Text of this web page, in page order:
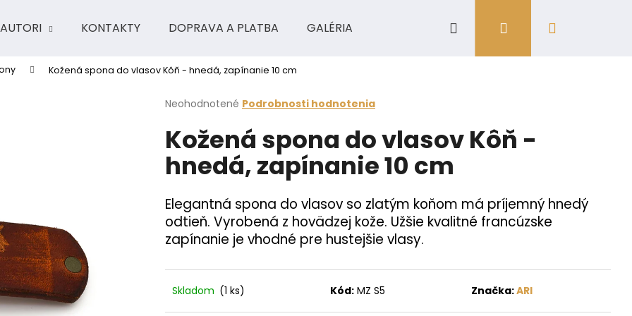
AUTORI KONTAKTY DOPRAVA A PLATBA GALÉRIA Hľadať Prihlásenie
Kožená spona do vlasov Kôň - hnedá, zapínanie 10 cm
Priemerné
produktu
je
0,0
hviezdičiek.
Neohodnotené Podrobnosti hodnotenia
Kožená spona do vlasov Kôň -
hnedá, zapínanie 10 cm
Elegantná spona do vlasov so zlatým koňom má príjemný hnedý
odtieň. Vyrobená z hovädzej kože. Užšie kvalitné francúzske
zapínanie je vhodné pre hustejšie vlasy.
Skladom (1 ks) Kód: MZ S5 Značka:ARI
Čo potrebujete nájsť?
HĽADAŤ